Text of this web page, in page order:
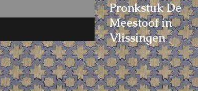
Pronkstuk De
Meestoof in
Vlissingen